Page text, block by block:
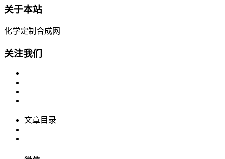
关于本站
化学定制合成网
关注我们
文章目录